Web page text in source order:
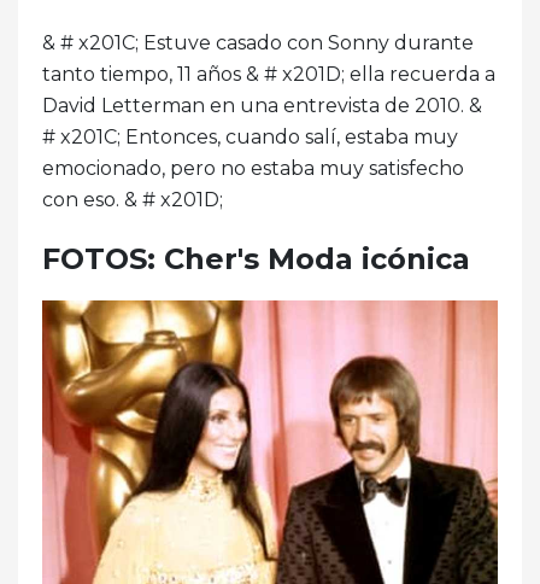
& # x201C; Estuve casado con Sonny durante
tanto tiempo, 11 años & # x201D; ella recuerda a
David Letterman en una entrevista de 2010. &
# x201C; Entonces, cuando salí, estaba muy
emocionado, pero no estaba muy satisfecho
con eso. & # x201D;
FOTOS: Cher's Moda icónica